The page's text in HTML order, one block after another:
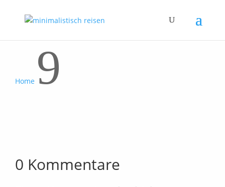
Home 9
0 Kommentare